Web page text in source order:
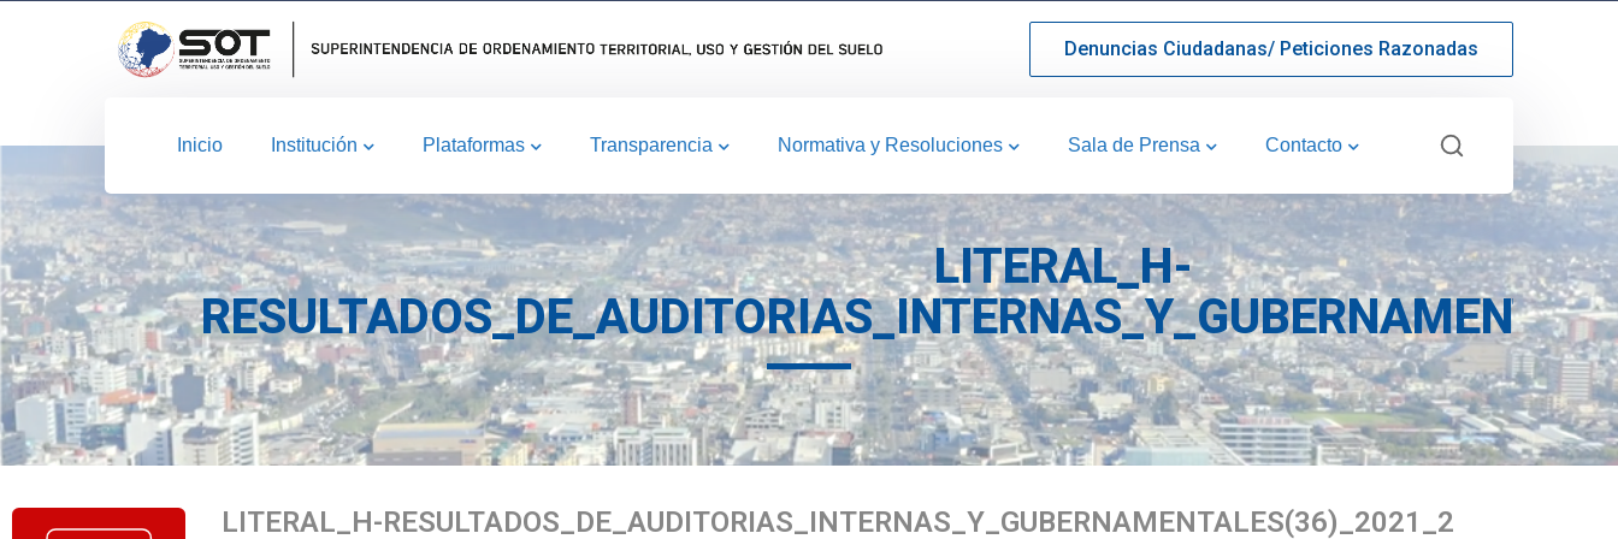
Denuncias Ciudadanas/ Peticiones Razonadas
Inicio Institución Plataformas Transparencia Normativa y Resoluciones Sala de Prensa Contacto
LITERAL_H-
LITERAL_H-RESULTADOS_DE_AUDITORIAS_INTERNAS_Y_GUBERNAMENTALES(36)_2021_2